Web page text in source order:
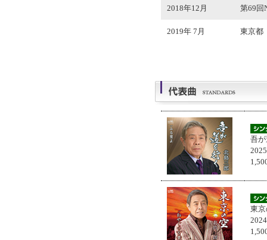
2018年12月 第69回
2019年 7月 東京都
吾
東